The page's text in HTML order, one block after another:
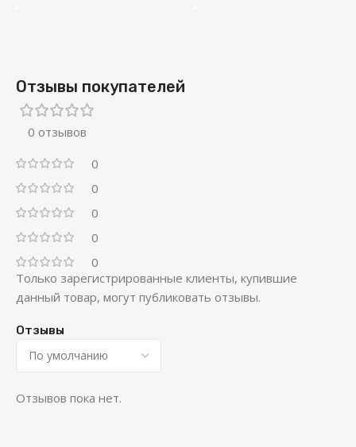
Отзывы покупателей
0 отзывов
0
0
0
0
0
Отзывы
Отзывов пока нет.
Только зарегистрированные клиенты, купившие
данный товар, могут публиковать отзывы.